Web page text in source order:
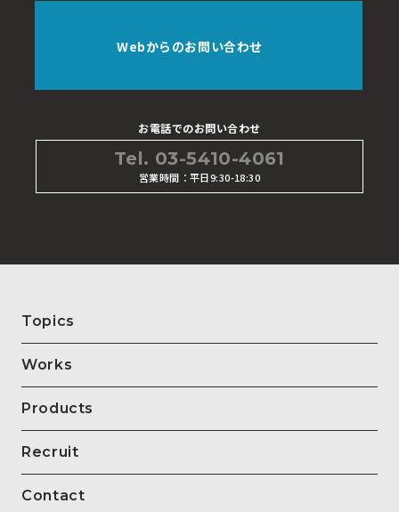
Tel. 03-5410-4061
営業時間：平日9:30-18:30
お電話でのお問い合わせ
Webからのお問い合わせ
Topics
Works
Products
Recruit
Contact